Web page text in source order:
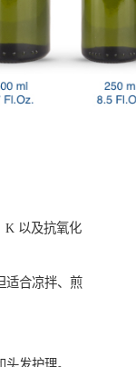
K 以及抗氧化
适合凉拌、煎
发护理。